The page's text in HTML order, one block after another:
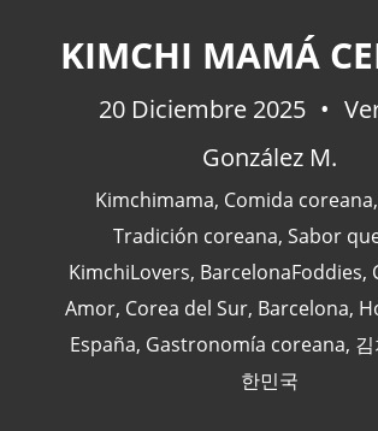
20 Diciembre 2025
González M.
Kimchimama, Comida coreana,
Tradición coreana, Sabor
KimchiLovers, BarcelonaFoddies,
Amor, Corea del Sur, Barcelona,
España, Gastronomía coreana,
한민국
CATEGORÍAS
Actualidad(227)
Barcelona(47)
Europa(47)
Venezuela(43)